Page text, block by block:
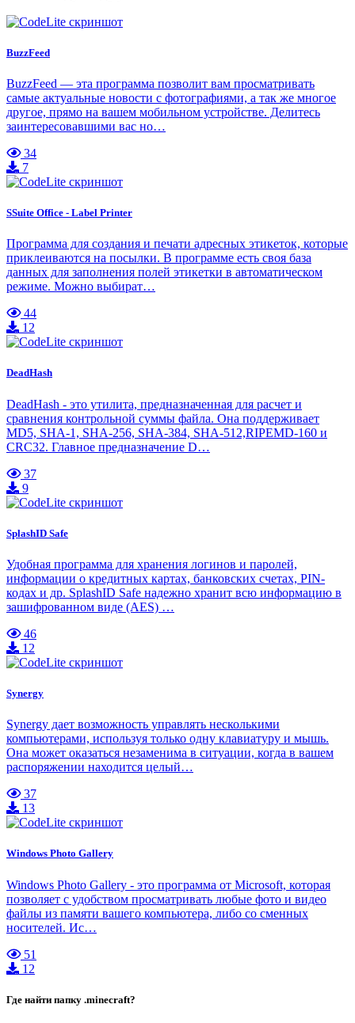
BuzzFeed
BuzzFeed — эта программа позволит вам просматривать
самые актуальные новости с фотографиями, а так же многое
другое, прямо на вашем мобильном устройстве. Делитесь
заинтересовавшими вас но…
34
7
SSuite Office - Label Printer
Программа для создания и печати адресных этикеток, которые
приклеиваются на посылки. В программе есть своя база
данных для заполнения полей этикетки в автоматическом
режиме. Можно выбират…
44
12
DeadHash
DeadHash - это утилита, предназначенная для расчет и
сравнения контрольной суммы файла. Она поддерживает
MD5, SHA-1, SHA-256, SHA-384, SHA-512,RIPEMD-160 и
CRC32. Главное предназначение D…
37
9
SplashID Safe
Удобная программа для хранения логинов и паролей,
информации о кредитных картах, банковских счетах, PIN-
кодах и др. SplashID Safe надежно хранит всю информацию в
зашифрованном виде (AES) …
46
12
Synergy
Synergy дает возможность управлять несколькими
компьютерами, используя только одну клавиатуру и мышь.
Она может оказаться незаменима в ситуации, когда в вашем
распоряжении находится целый…
37
13
Windows Photo Gallery
Windows Photo Gallery - это программа от Microsoft, которая
позволяет с удобством просматривать любые фото и видео
файлы из памяти вашего компьютера, либо со сменных
носителей. Ис…
51
12
Где найти папку .minecraft?